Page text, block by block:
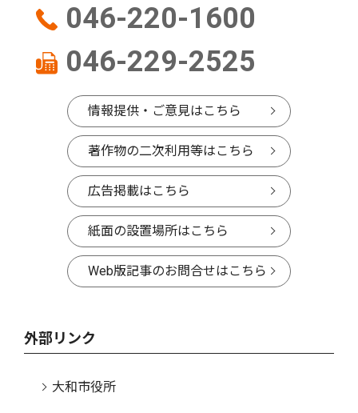
046-220-1600
046-229-2525
情報提供・ご意見はこちら
著作物の二次利用等はこちら
広告掲載はこちら
紙面の設置場所はこちら
Web版記事のお問合せはこちら
外部リンク
大和市役所